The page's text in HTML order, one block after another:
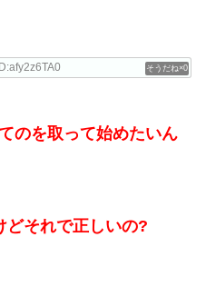
0
のを取って始めたいん
どそれで正しいの?